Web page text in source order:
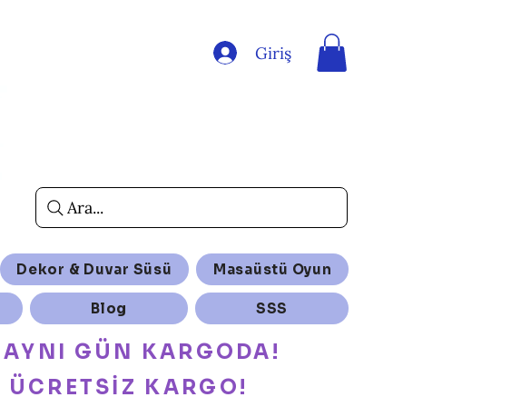
Giriş
Ara...
Dekor & Duvar Süsü Masaüstü Oyun
Blog SSS
AYNI GÜN KARGODA!
ÜCRETSİZ KARGO!